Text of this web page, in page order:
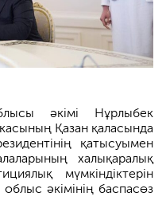
әкімі Нұрлыбек
Қазан қаласында
қатысуымен
халықаралық
мүмкіндіктерін
әкімінің баспасөз